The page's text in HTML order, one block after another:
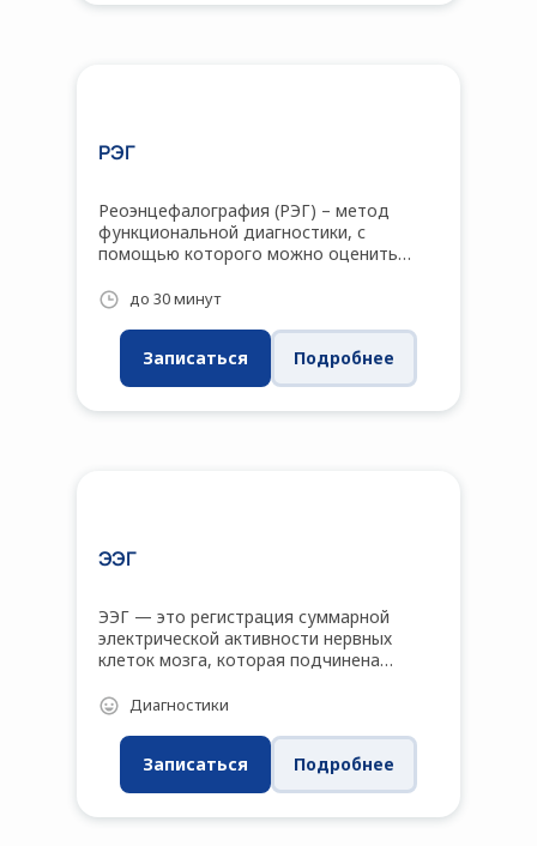
РЭГ
Реоэнцефалография (РЭГ) – метод
функциональной диагностики, с
помощью которого можно оценить
помощью РЭГ можно охарактеризовать
эластичность, тонус (напряжение
стенок), состояние венозного оттока, а
также симметричность
до 30 минут
Записаться Подробнее
ЭЭГ
ЭЭГ — это регистрация суммарной
электрической активности нервных
клеток мозга, которая подчинена
судорожных состояниях и эпилепсии.
зрелости мозга. В центре
нейропедагогики «Кругозор» для
проведения ЭЭГ используются приборы
Диагностики
Записаться Подробнее